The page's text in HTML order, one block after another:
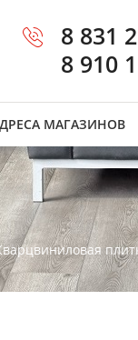
8 831
8 910
МАГАЗИНОВ